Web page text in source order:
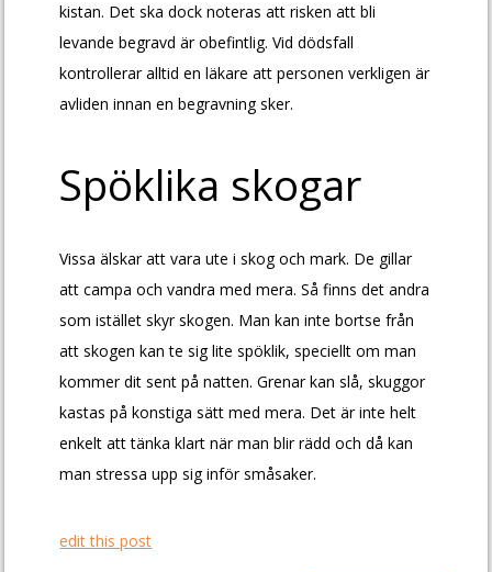
kistan. Det ska dock noteras att risken att bli
levande begravd är obefintlig. Vid dödsfall
kontrollerar alltid en läkare att personen verkligen är
avliden innan en begravning sker.
Spöklika skogar
Vissa älskar att vara ute i skog och mark. De gillar
att campa och vandra med mera. Så finns det andra
som istället skyr skogen. Man kan inte bortse från
att skogen kan te sig lite spöklik, speciellt om man
kommer dit sent på natten. Grenar kan slå, skuggor
kastas på konstiga sätt med mera. Det är inte helt
enkelt att tänka klart när man blir rädd och då kan
man stressa upp sig inför småsaker.
edit this post